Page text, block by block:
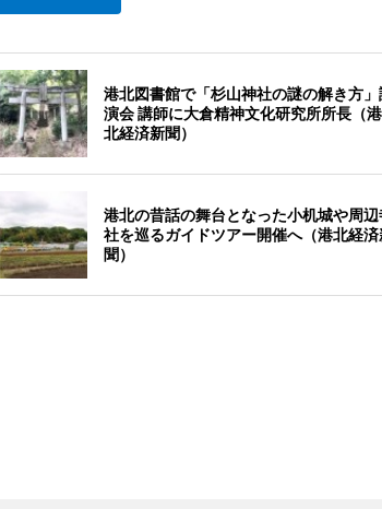
港北図書館で「杉山神社の謎の解き方」
演会 講師に大倉精神文化研究所所長（港
北経済新聞）
港北の昔話の舞台となった小机城や周辺
社を巡るガイドツアー開催へ（港北経済
聞）